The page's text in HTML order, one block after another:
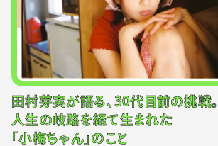
田村芽実が語る、30代目前の挑戦。
人生の岐路を経て生まれた
「小梅ちゃん」のこと